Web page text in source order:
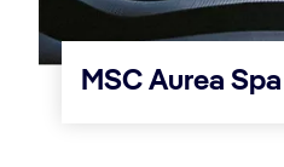
MSC Aurea Spa